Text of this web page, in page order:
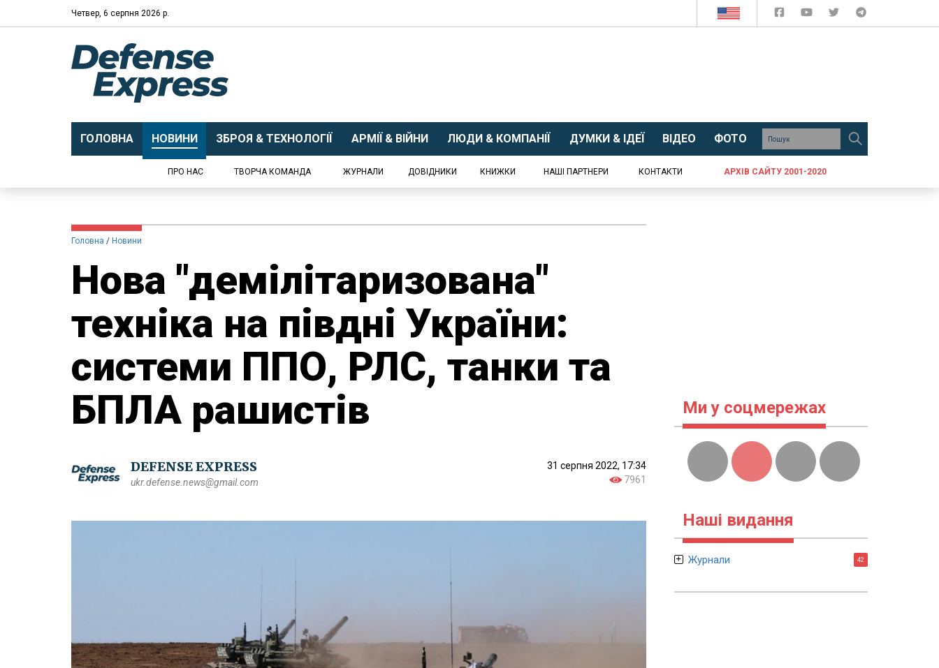
Четвер, 6 серпня 2026 р.
ГОЛОВНА НОВИНИ ЗБРОЯ & ТЕХНОЛОГІЇ АРМІЇ & ВІЙНИ ЛЮДИ & КОМПАНІЇ ДУМКИ & ІДЕЇ ВІДЕО ФОТО
ПРО НАС ТВОРЧА КОМАНДА ЖУРНАЛИ ДОВІДНИКИ КНИЖКИ НАШІ ПАРТНЕРИ КОНТАКТИ АРХІВ САЙТУ 2001-2020
Головна Новини
Нова "демілітаризована"
техніка на півдні України:
системи ППО, РЛС, танки та
БПЛА рашистів
DEFENSE EXPRESS
ukr.defense.news@gmail.com
31 серпня 2022, 17:34
7961
Ми у соцмережах
Наші видання
Журнали 42